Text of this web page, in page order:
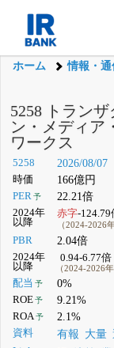
ホーム 情報・通
5258 トランザ
ン・メディア
ワークス
5258 2026/08/07
時価 166億円
PER予 22.21倍
2024年
以降
赤字-124.79
（2024-2026年
PBR 2.04倍
2024年
以降
0.94-6.77倍
（2024-2026年
配当 予 0%
ROE予 9.21%
ROA 予 2.1%
資料 有報 大量